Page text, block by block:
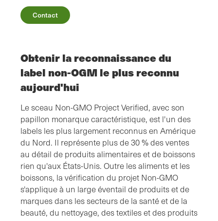
Contact
Obtenir la reconnaissance du
label non-OGM le plus reconnu
aujourd'hui
Le sceau Non-GMO Project Verified, avec son
papillon monarque caractéristique, est l'un des
labels les plus largement reconnus en Amérique
du Nord. Il représente plus de 30 % des ventes
au détail de produits alimentaires et de boissons
rien qu'aux États-Unis. Outre les aliments et les
boissons, la vérification du projet Non-GMO
s'applique à un large éventail de produits et de
marques dans les secteurs de la santé et de la
beauté, du nettoyage, des textiles et des produits